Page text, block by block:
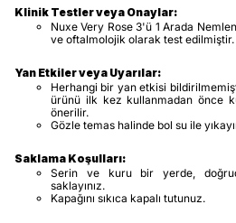
Klinik Testler veya Onaylar:
Nuxe Very Rose 3'ü 1 Arada
ve oftalmolojik olarak test edilmiştir.
Yan Etkiler veya Uyarılar:
Herhangi bir yan etkisi
ürünü ilk kez kullanmadan önce
önerilir.
Gözle temas halinde bol su ile
Saklama Koşulları:
Serin ve kuru bir yerde,
saklayınız.
Kapağını sıkıca kapalı tutunuz.